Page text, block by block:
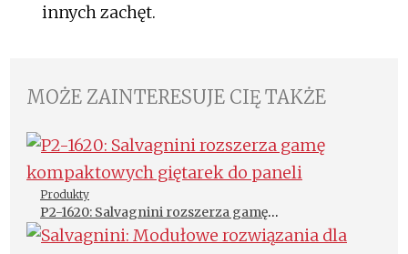
innych zachęt.
MOŻE ZAINTERESUJE CIĘ TAKŻE
Produkty
P2-1620: Salvagnini rozszerza gamę
kompaktowych giętarek do paneli